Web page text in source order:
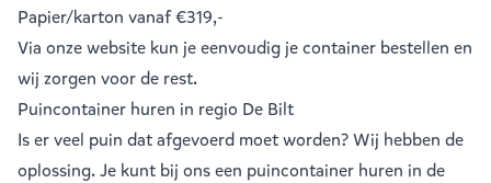
Papier/karton vanaf €319,-
Via onze website kun je eenvoudig jecontainer bestellen en
wij zorgen voor de rest.
Puincontainer huren in regio De Bilt
Is er veel puin dat afgevoerd moet worden? Wij hebben de
oplossing. Je kunt bij ons een puincontainer huren in de